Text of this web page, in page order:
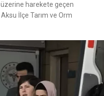
üzerine harekete geçen
İlçe Tarım ve Orm